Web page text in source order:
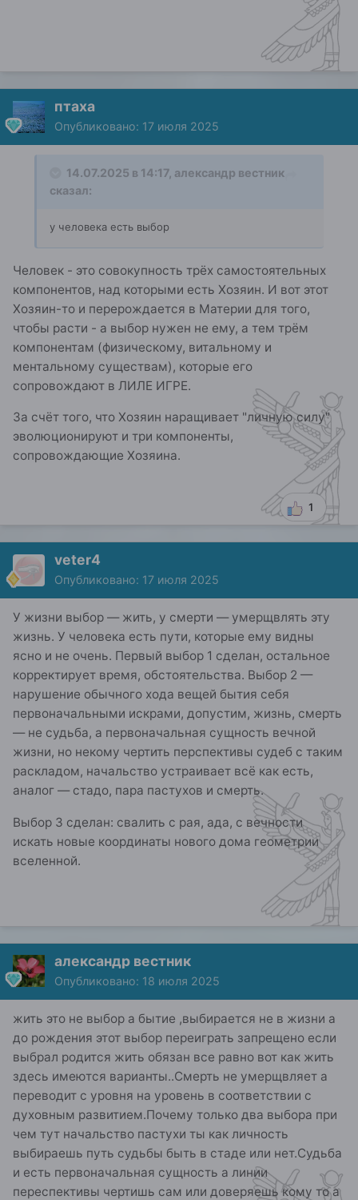
птаха
Опубликовано: 17 июля 2025
14.07.2025 в 14:17, александр вестник
сказал:
у человека есть выбор
Человек - это совокупность трёх самостоятельных
компонентов, над которыми есть Хозяин. И вот этот
Хозяин-то и перерождается в Материи для того,
чтобы расти - а выбор нужен не ему, а тем трём
компонентам (физическому, витальному и
ментальному существам), которые его
сопровождают в ЛИЛЕ ИГРЕ.
За счёт того, что Хозяин наращивает "личную силу"
эволюционируют и три компоненты,
сопровождающие Хозяина.
1
veter4
Опубликовано: 17 июля 2025
У жизни выбор — жить, у смерти — умерщвлять эту
жизнь. У человека есть пути, которые ему видны
ясно и не очень. Первый выбор 1 сделан, остальное
корректирует время, обстоятельства. Выбор 2 —
нарушение обычного хода вещей бытия себя
первоначальными искрами, допустим, жизнь, смерть
— не судьба, а первоначальная сущность вечной
жизни, но некому чертить перспективы судеб с таким
раскладом, начальство устраивает всё как есть,
аналог — стадо, пара пастухов и смерть.
Выбор 3 сделан: свалить с рая, ада, с вечности
искать новые координаты нового дома геометрии
вселенной.
александр вестник
Опубликовано: 18 июля 2025
жить это не выбор а бытие ,выбирается не в жизни а
до рождения этот выбор переиграть запрещено если
выбрал родится жить обязан все равно вот как жить
здесь имеются варианты..Смерть не умерщвляет а
переводит с уровня на уровень в соответствии с
духовным развитием.Почему только два выбора при
чем тут начальство пастухи ты как личность
выбираешь путь судьбы быть в стаде или нет.Судьба
и есть первоначальная сущность а линии
переспективы чертишь сам или доверяешь кому то а